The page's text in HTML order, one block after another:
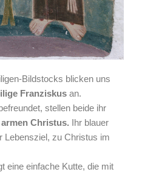
Bildstocks blicken uns
Franziskus an.
stellen beide ihr
Christus. Ihr blauer
Lebensziel, zu Christus im
eine einfache Kutte, die mit